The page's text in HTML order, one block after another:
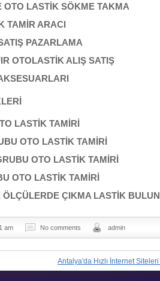
OTO LASTİK SÖKME TAKMA
TAMİR ARACI
PAZARLAMA
OTOLASTİK ALIŞ SATIŞ
LASTİK TAMİRİ
OTO LASTİK TAMİRİ
OTO LASTİK TAMİRİ
OTO LASTİK TAMİRİ
ÖLÇÜLERDE ÇIKMA LASTİK
am No comments admin
Antalya'da Hızlı İnternet